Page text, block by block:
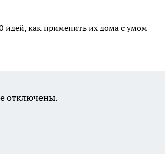
идей, как применить их дома с умом —
отключены.